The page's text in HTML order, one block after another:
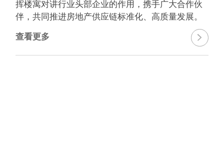
挥楼寓对讲行业头部企业的作用，携手广大合作伙
伴，共同推进房地产供应链标准化、高质量发展。
查看更多 